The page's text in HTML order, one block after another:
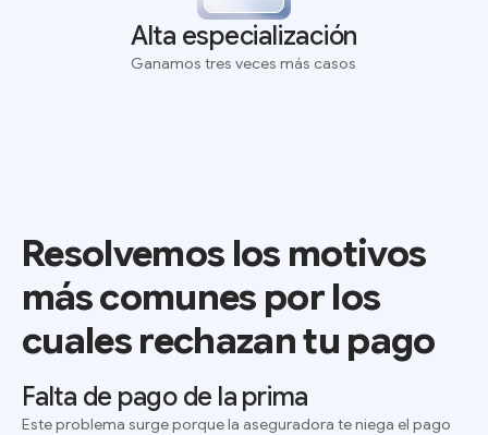
Alta especialización
Ganamos tres veces más casos
Resolvemos los motivos
más comunes por los
cuales rechazan tu pago
Falta de pago de la prima
Este problema surgeporque la aseguradora te niega el pago